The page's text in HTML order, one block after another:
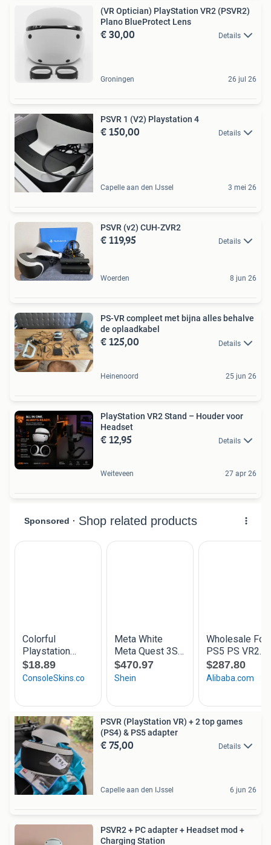
(VR Optician) PlayStation VR2 (PSVR2)
Plano BlueProtect Lens
€ 30,00 Details
Groningen 26 jul 26
PSVR 1 (V2) Playstation 4
€ 150,00 Details
Capelle aan den IJssel 3 mei 26
PSVR (v2) CUH-ZVR2
€ 119,95 Details
Woerden 8 jun 26
PS-VR compleet met bijna alles behalve
de oplaadkabel
€ 125,00 Details
Heinenoord 25 jun 26
PlayStation VR2 Stand – Houder voor
Headset
€ 12,95 Details
Weiteveen 27 apr 26
PSVR (PlayStation VR) + 2 top games
(PS4) & PS5 adapter
€ 75,00 Details
Capelle aan den IJssel 6 jun 26
PSVR2 + PC adapter + Headset mod +
Charging Station